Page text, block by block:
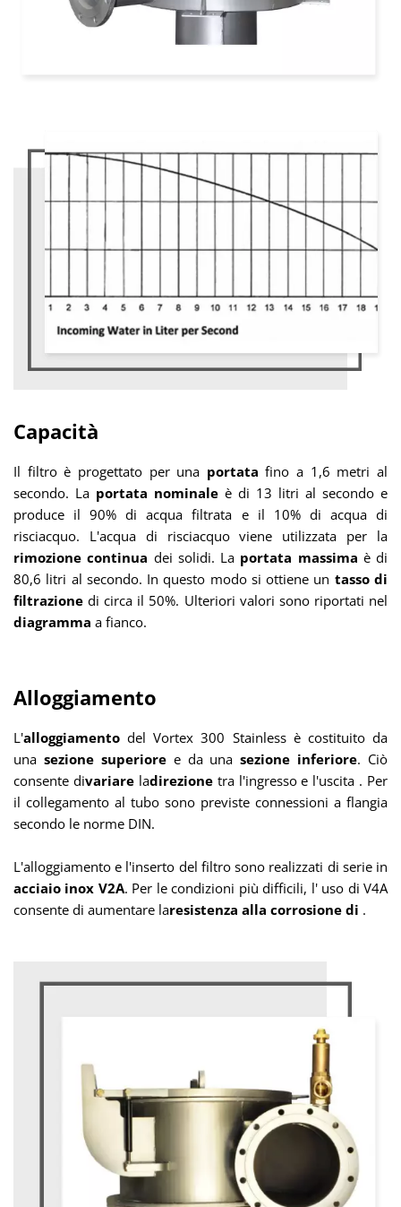
Capacità
Il filtro è progettato per una portata fino a 1,6 metri al
secondo. La portata nominale è di 13 litri al secondo e
produce il 90% di acqua filtrata e il 10% di acqua di
risciacquo. L'acqua di risciacquo viene utilizzata per la
rimozione continua dei solidi. La portata massima è di
80,6 litri al secondo. In questo modo si ottiene un tasso di
filtrazione di circa il 50%. Ulteriori valori sono riportati nel
diagramma a fianco.
Alloggiamento
L'alloggiamento del Vortex 300 Stainless è costituito da
una sezione superioree da unasezione inferiore. Ciò
consente divariareladirezione tra l'ingresso e l'uscita . Per
il collegamento al tubo sono previste connessioni a flangia
secondo le norme DIN.
L'alloggiamento e l'inserto del filtro sono realizzati di serie in
acciaio inox V2A. Per le condizioni più difficili, l'uso di V4A
consente di aumentare laresistenza alla corrosione di .